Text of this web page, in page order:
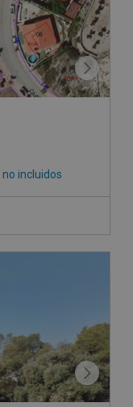
incluidos